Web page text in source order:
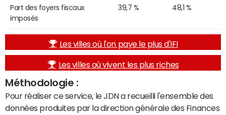
Part des foyers fiscaux
imposés
39,7 % 48,1 %
Les villes où l'on paye le plus d'IFI
Les villes où vivent les plus riches
Méthodologie :
Pour réaliser ce service, le JDN a recueilli l'ensemble des
données produites par la direction générale des Finances